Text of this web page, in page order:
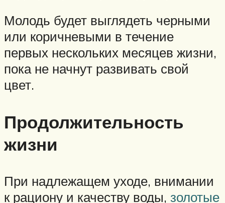
Молодь будет выглядеть черными
или коричневыми в течение
первых нескольких месяцев жизни,
пока не начнут развивать свой
цвет.
Продолжительность
жизни
При надлежащем уходе, внимании
к рациону и качеству воды, золотые